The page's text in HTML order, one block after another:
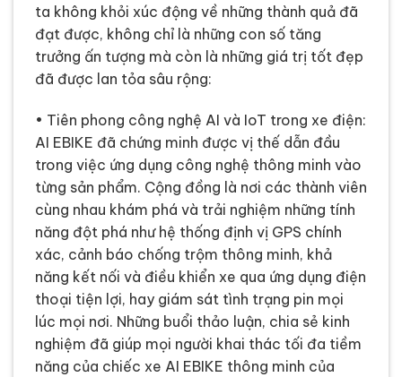
ta không khỏi xúc động về những thành quả đã
đạt được, không chỉ là những con số tăng
trưởng ấn tượng mà còn là những giá trị tốt đẹp
đã được lan tỏa sâu rộng:
• Tiên phong công nghệ AI và IoT trong xe điện:
AI EBIKE đã chứng minh được vị thế dẫn đầu
trong việc ứng dụng công nghệ thông minh vào
từng sản phẩm. Cộng đồng là nơi các thành viên
cùng nhau khám phá và trải nghiệm những tính
năng đột phá như hệ thống định vị GPS chính
xác, cảnh báo chống trộm thông minh, khả
năng kết nối và điều khiển xe qua ứng dụng điện
thoại tiện lợi, hay giám sát tình trạng pin mọi
lúc mọi nơi. Những buổi thảo luận, chia sẻ kinh
nghiệm đã giúp mọi người khai thác tối đa tiềm
năng của chiếc xe AI EBIKE thông minh của